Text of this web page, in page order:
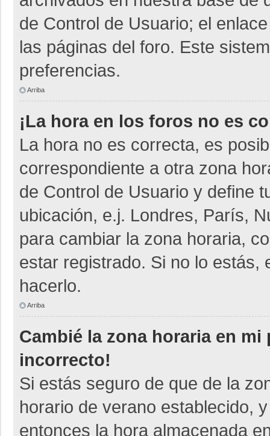
de Control de Usuario; el
las páginas del foro. Este
preferencias.
Arriba
¡La hora en los foros no es
La hora no es correcta, es
correspondiente a otra zona
de Control de Usuario y define
ubicación, e.j. Londres, París,
para cambiar la zona horaria,
estar registrado. Si no lo estás,
hacerlo.
Arriba
Cambié la zona horaria en
incorrecto!
Si estás seguro de que de la
horario de verano establecido,
entonces la hora almacenada